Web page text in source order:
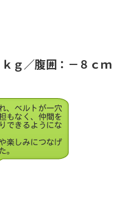
ｇ／腹囲：－８ｃｍ